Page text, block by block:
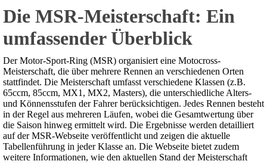
Die MSR-Meisterschaft: Ein
umfassender Überblick
Der Motor-Sport-Ring (MSR) organisiert eine Motocross-
Meisterschaft, die über mehrere Rennen an verschiedenen Orten
stattfindet. Die Meisterschaft umfasst verschiedene Klassen (z.B.
65ccm, 85ccm, MX1, MX2, Masters), die unterschiedliche Alters-
und Könnensstufen der Fahrer berücksichtigen. Jedes Rennen besteht
in der Regel aus mehreren Läufen, wobei die Gesamtwertung über
die Saison hinweg ermittelt wird. Die Ergebnisse werden detailliert
auf der MSR-Webseite veröffentlicht und zeigen die aktuelle
Tabellenführung in jeder Klasse an. Die Webseite bietet zudem
weitere Informationen, wie den aktuellen Stand der Meisterschaft